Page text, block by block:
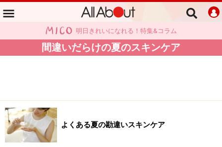
明日きれいになれる！特集&コラム
間違いだらけの夏のスキンケア
よくある夏の勘違いスキンケア